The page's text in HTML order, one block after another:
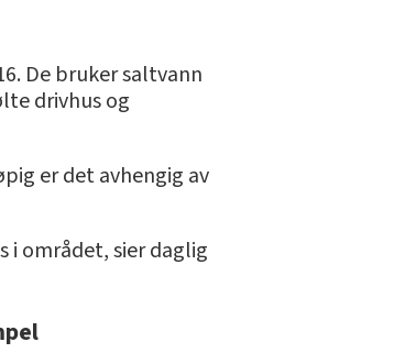
De bruker saltvann
drivhus og
er det avhengig av
i området, sier daglig